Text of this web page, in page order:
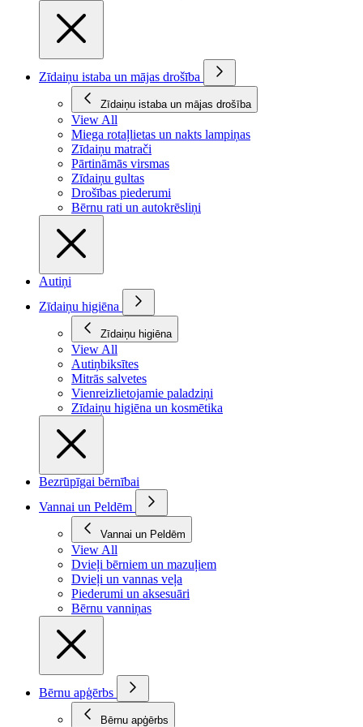
Zīdaiņu istaba un mājas drošība
Zīdaiņu istaba un mājas drošība
View All
Miega rotaļlietas un nakts lampiņas
Zīdaiņu matrači
Pārtināmās virsmas
Zīdaiņu gultas
Drošības piederumi
Bērnu rati un autokrēsliņi
Autiņi
Zīdaiņu higiēna
Zīdaiņu higiēna
View All
Autiņbiksītes
Mitrās salvetes
Vienreizlietojamie paladziņi
Zīdaiņu higiēna un kosmētika
Bezrūpīgai bērnībai
Vannai un Peldēm
Vannai un Peldēm
View All
Dvieļi bērniem un mazuļiem
Dvieļi un vannas veļa
Piederumi un aksesuāri
Bērnu vanniņas
Bērnu apģērbs
Bērnu apģērbs